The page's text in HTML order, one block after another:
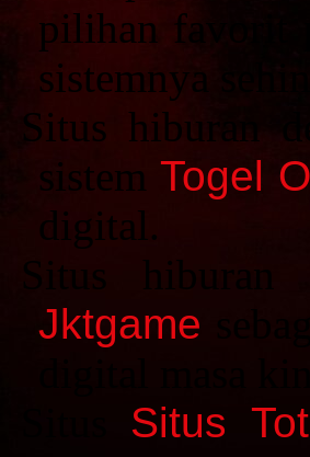
pilihan favorit
sistemnya
Situs hiburan
sistem Togel
digital.
Situs hiburan
Jktgame
Situs